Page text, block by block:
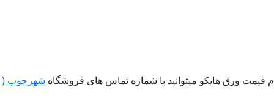
ورق هایکو میتوانید با شماره تماس های فروشگاه شهرچوب (